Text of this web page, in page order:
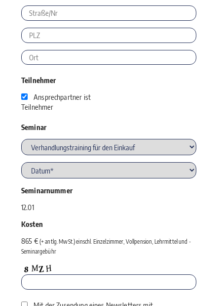
Teilnehmer
Ansprechpartner ist
Teilnehmer
Seminar
Seminarnummer
12.01
Kosten
865 € (+ antlg. MwSt.) einschl. Einzelzimmer, Vollpension, Lehrmittel und ­
Seminargebühr